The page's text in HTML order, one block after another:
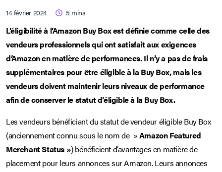
14 février 2024 5 mins
L’éligibilité à l’Amazon Buy Box est définie comme celle des
vendeurs professionnels qui ont satisfait aux exigences
d’Amazon en matière de performances. Il n’y a pas de frais
supplémentaires pour être éligible à la Buy Box, mais les
vendeurs doivent maintenir leurs niveaux de performance
afin de conserver le statut d’éligible à la Buy Box.
Les vendeurs bénéficiant du statut de vendeur éligible Buy Box
(anciennement connu sous le nom de »AmazonFeatured
Merchant Status ») bénéficient d’avantages en matière de
placement pour leurs annonces sur Amazon. Leurs annonces